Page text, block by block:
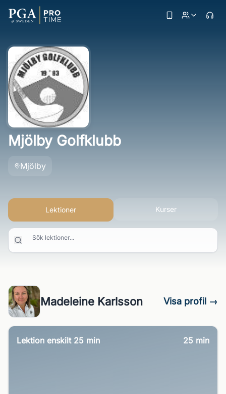
Mjölby Golfklubb
Mjölby
Lektioner Kurser
Sök lektioner...
Madeleine Karlsson Visa profil →
Lektion enskilt 25 min 25 min